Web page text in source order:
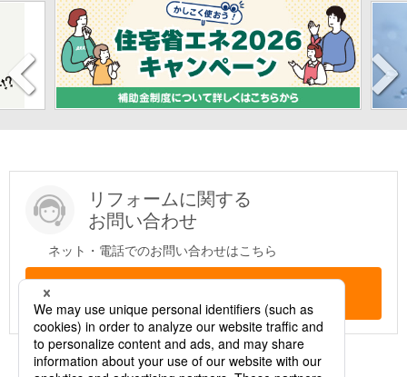
リフォームに関する
お問い合わせ
ネット・電話でのお問い合わせはこちら